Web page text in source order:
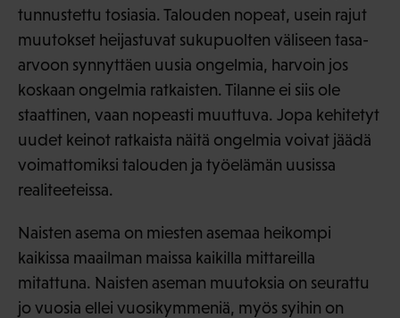
tunnustettu tosiasia. Talouden nopeat, usein rajut
muutokset heijastuvat sukupuolten väliseen tasa-
arvoon synnyttäen uusia ongelmia, harvoin jos
koskaan ongelmia ratkaisten. Tilanne ei siis ole
staattinen, vaan nopeasti muuttuva. Jopa kehitetyt
uudet keinot ratkaista näitä ongelmia voivat jäädä
voimattomiksi talouden ja työelämän uusissa
realiteeteissa.
Naisten asema on miesten asemaa heikompi
kaikissa maailman maissa kaikilla mittareilla
mitattuna. Naisten aseman muutoksia on seurattu
jo vuosia ellei vuosikymmeniä, myös syihin on